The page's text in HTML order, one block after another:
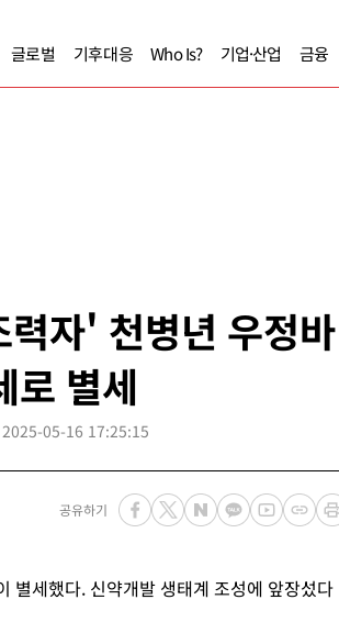
글로벌 기후대응 Who Is? 기업·산업 금융
자' 천병년 우정바
로 별세
2025-05-16 17:25:15
공유하기
별세했다. 신약개발 생태계 조성에 앞장섰다